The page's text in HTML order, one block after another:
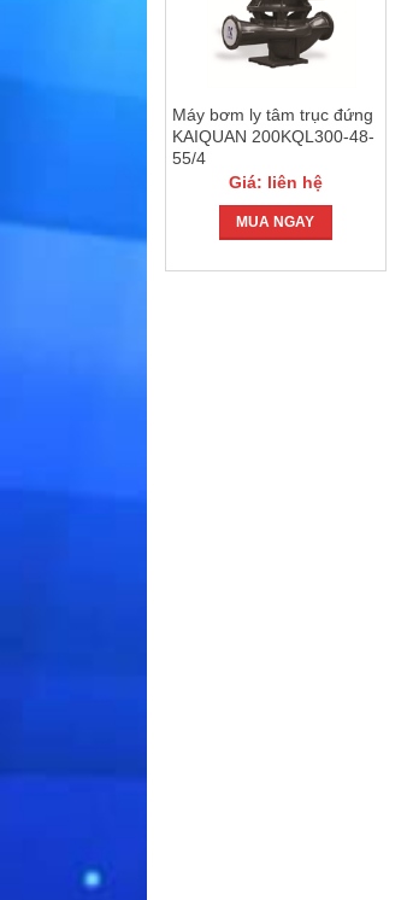
Máy bơm ly tâm trục đứng
KAIQUAN 200KQL300-48-
55/4
Giá: liên hệ
MUA NGAY